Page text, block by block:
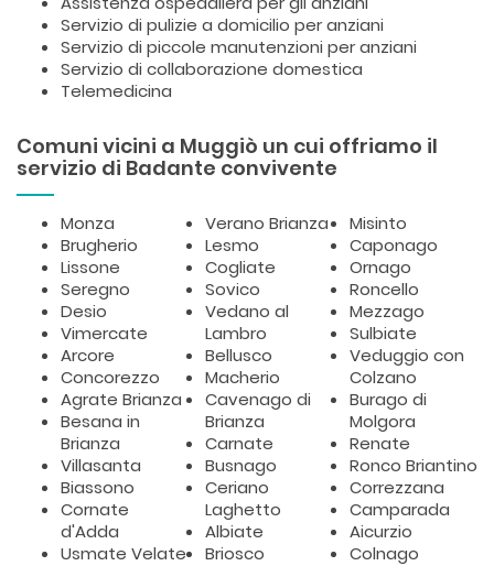
Servizio di pulizie a domicilio per anziani
Servizio di piccole manutenzioni per anziani
Servizio di collaborazione domestica
Telemedicina
Comuni vicini a Muggiò un cui offriamo il
servizio di Badante convivente
Monza
Brugherio
Lissone
Seregno
Desio
Vimercate
Arcore
Concorezzo
Agrate Brianza
Besana in
Brianza
Villasanta
Biassono
Cornate
d'Adda
Usmate Velate
Verano Brianza
Lesmo
Cogliate
Sovico
Vedano al
Lambro
Bellusco
Macherio
Cavenago di
Brianza
Carnate
Busnago
Ceriano
Laghetto
Albiate
Briosco
Misinto
Caponago
Ornago
Roncello
Mezzago
Sulbiate
Veduggio con
Colzano
Burago di
Molgora
Renate
Ronco Briantino
Correzzana
Camparada
Aicurzio
Colnago